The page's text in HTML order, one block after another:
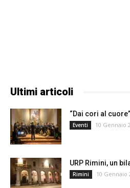
Ultimi articoli
“Dai cori al cuore”
Eventi 10 Gennaio
URP Rimini, un
Rimini 10 Gennaio